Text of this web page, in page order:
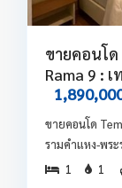
ขายคอนโด
Rama 9 : เ
ขายคอนโด
รามคำแหง-พร
1
1